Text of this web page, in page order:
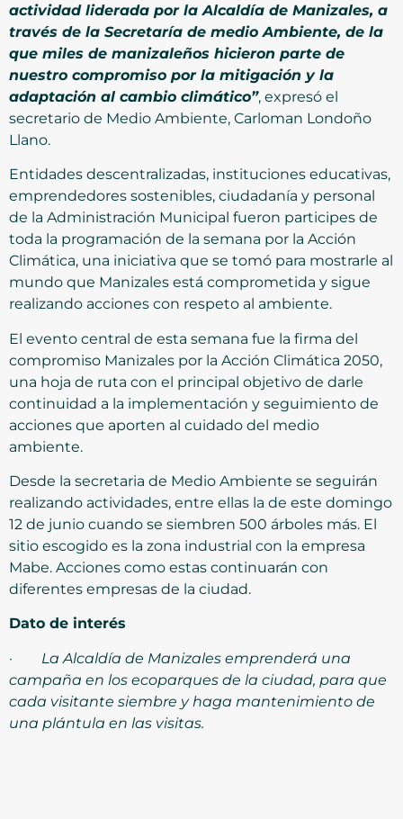
actividad liderada por la Alcaldía de Manizales, a
través de la Secretaría de medio Ambiente, de la
que miles de manizaleños hicieron parte de
nuestro compromiso por la mitigación y la
adaptación al cambio climático”, expresó el
secretario de Medio Ambiente, Carloman Londoño
Llano.
Entidades descentralizadas, instituciones educativas,
emprendedores sostenibles, ciudadanía y personal
de la Administración Municipal fueron participes de
toda la programación de la semana por la Acción
Climática, una iniciativa que se tomó para mostrarle al
mundo que Manizales está comprometida y sigue
realizando acciones con respeto al ambiente.
El evento central de esta semana fue la firma del
compromiso Manizales por la Acción Climática 2050,
una hoja de ruta con el principal objetivo de darle
continuidad a la implementación y seguimiento de
acciones que aporten al cuidado del medio
ambiente.
Desde la secretaria de Medio Ambiente se seguirán
realizando actividades, entre ellas la de este domingo
12 de junio cuando se siembren 500 árboles más. El
sitio escogido es la zona industrial con la empresa
Mabe. Acciones como estas continuarán con
diferentes empresas de la ciudad.
Dato de interés
· La Alcaldía de Manizales emprenderá una
campaña en los ecoparques de la ciudad, para que
cada visitante siembre y haga mantenimiento de
una plántula en las visitas.